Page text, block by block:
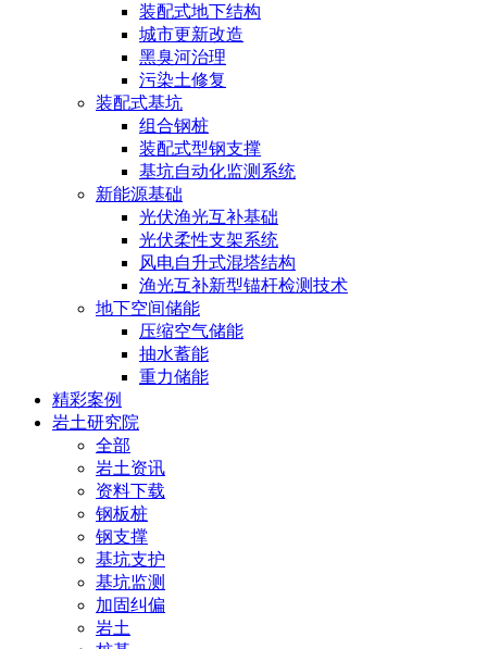
装配式地下结构
城市更新改造
黑臭河治理
污染土修复
装配式基坑
组合钢桩
装配式型钢支撑
基坑自动化监测系统
新能源基础
光伏渔光互补基础
光伏柔性支架系统
风电自升式混塔结构
渔光互补新型锚杆检测技术
地下空间储能
压缩空气储能
抽水蓄能
重力储能
精彩案例
岩土研究院
全部
岩土资讯
资料下载
钢板桩
钢支撑
基坑支护
基坑监测
加固纠偏
岩土